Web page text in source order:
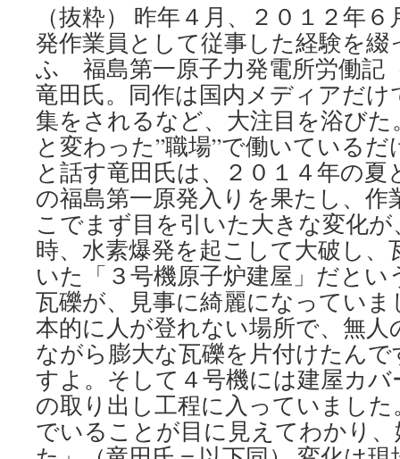
（抜粋） 昨年４月、２０１２年
発作業員として従事した経験を
ふ 福島第一原子力発電所労働記
竜田氏。同作は国内メディアだ
集をされるなど、大注目を浴び
と変わった”職場”で働いている
と話す竜田氏は、２０１４年の
の福島第一原発入りを果たし、作
こでまず目を引いた大きな変化
時、水素爆発を起こして大破し
いた「３号機原子炉建屋」だとい
瓦礫が、見事に綺麗になってい
本的に人が登れない場所で、無人
ながら膨大な瓦礫を片付けたん
すよ。そして４号機には建屋カ
の取り出し工程に入っていまし
でいることが目に見えてわかり